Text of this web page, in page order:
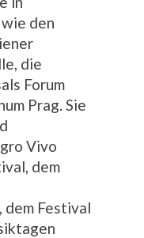
den
die
Forum
Prag. Sie
Vivo
dem
dem Festival